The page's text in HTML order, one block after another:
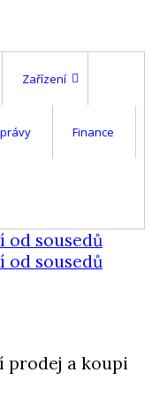
Zařízení
Finance
prodej a koupi